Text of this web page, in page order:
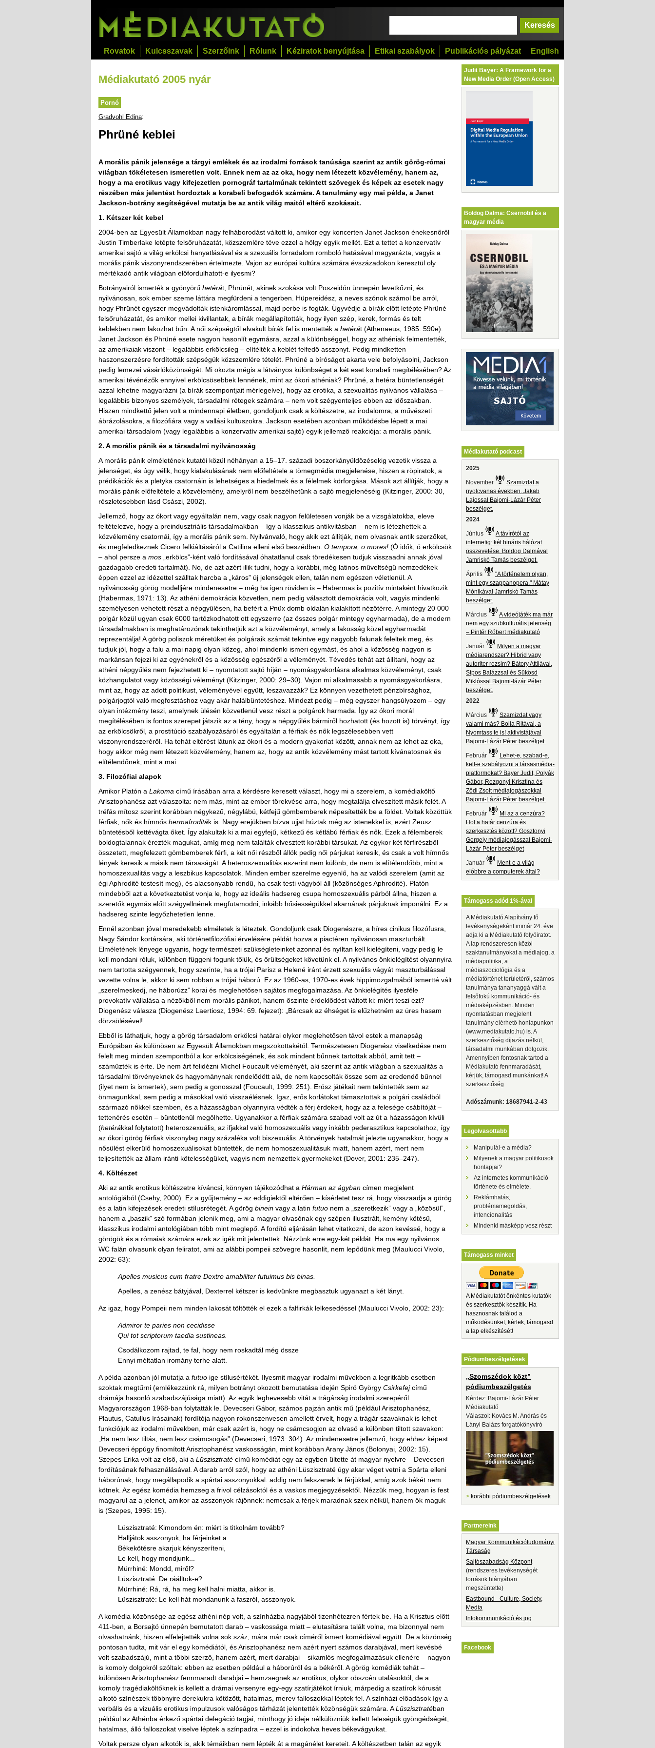
English
Rovatok Kulcsszavak Szerzőink Rólunk Kéziratok benyújtása Etikai szabályok Publikációs pályázat
Médiakutató 2005 nyár
Pornó
Gradvohl Edina:
Phrüné keblei
A morális pánik jelensége a tárgyi emlékek és az irodalmi források tanúsága szerint az antik görög-római
világban tökéletesen ismeretlen volt. Ennek nem az az oka, hogy nem létezett közvélemény, hanem az,
hogy a ma erotikus vagy kifejezetlen pornográf tartalmúnak tekintett szövegek és képek az esetek nagy
részében más jelentést hordoztak a korabeli befogadók számára. A tanulmány egy mai példa, a Janet
Jackson-botrány segítségével mutatja be az antik világ maitól eltérő szokásait.
1. Kétszer két kebel
2004-ben az Egyesült Államokban nagy felháborodást váltott ki, amikor egy koncerten Janet Jackson énekesnőről
Justin Timberlake letépte felsőruházatát, közszemlére téve ezzel a hölgy egyik mellét. Ezt a tettet a konzervatív
amerikai sajtó a világ erkölcsi hanyatlásával és a szexuális forradalom romboló hatásával magyarázta, vagyis a
morális pánik viszonyrendszerében értelmezte. Vajon az európai kultúra számára évszázadokon keresztül oly
mértékadó antik világban előfordulhatott-e ilyesmi?
Botrányairól ismerték a gyönyörű hetérát, Phrünét, akinek szokása volt Poszeidón ünnepén levetkőzni, és
nyilvánosan, sok ember szeme láttára megfürdeni a tengerben. Hüpereidész, a neves szónok számol be arról,
hogy Phrünét egyszer megvádolták istenkáromlással, majd perbe is fogták. Ügyvédje a bírák előtt letépte Phrüné
felsőruházatát, és amikor mellei kivillantak, a bírák megállapították, hogy ilyen szép, kerek, formás és telt
keblekben nem lakozhat bűn. A női szépségtől elvakult bírák fel is mentették a hetérát (Athenaeus, 1985: 590e).
Janet Jackson és Phrüné esete nagyon hasonlít egymásra, azzal a különbséggel, hogy az athéniak felmentették,
az amerikaiak viszont – legalábbis erkölcsileg – elítélték a keblét felfedő asszonyt. Pedig mindketten
haszonszerzésre fordították szépségük közszemlére tételét. Phrüné a bíróságot akarta vele befolyásolni, Jackson
pedig lemezei vásárlóközönségét. Mi okozta mégis a látványos különbséget a két eset korabeli megítélésében? Az
amerikai tévénézők ennyivel erkölcsösebbek lennének, mint az ókori athéniak? Phrüné, a hetéra büntetlenségét
azzal lehetne magyarázni (a bírák szempontjait mérlegelve), hogy az erotika, a szexualitás nyilvános vállalása –
legalábbis bizonyos személyek, társadalmi rétegek számára – nem volt szégyenteljes ebben az időszakban.
Hiszen mindkettő jelen volt a mindennapi életben, gondoljunk csak a költészetre, az irodalomra, a művészeti
ábrázolásokra, a filozófiára vagy a vallási kultuszokra. Jackson esetében azonban működésbe lépett a mai
amerikai társadalom (vagy legalábbis a konzervatív amerikai sajtó) egyik jellemző reakciója: a morális pánik.
2. A morális pánik és a társadalmi nyilvánosság
A morális pánik elméletének kutatói közül néhányan a 15–17. századi boszorkányüldözésekig vezetik vissza a
jelenséget, és úgy vélik, hogy kialakulásának nem előfeltétele a tömegmédia megjelenése, hiszen a röpiratok, a
prédikációk és a pletyka csatornáin is lehetséges a hiedelmek és a félelmek körforgása. Mások azt állítják, hogy a
morális pánik előfeltétele a közvélemény, amelyről nem beszélhetünk a sajtó megjelenéséig (Kitzinger, 2000: 30,
részletesebben lásd Császi, 2002).
Jellemző, hogy az ókort vagy egyáltalán nem, vagy csak nagyon felületesen vonják be a vizsgálatokba, eleve
feltételezve, hogy a preindusztriális társadalmakban – így a klasszikus antikvitásban – nem is létezhettek a
közvélemény csatornái, így a morális pánik sem. Nyilvánvaló, hogy akik ezt állítják, nem olvasnak antik szerzőket,
és megfeledkeznek Cicero felkiáltásáról a Catilina elleni első beszédben: O tempora, o mores! (Ó idők, ó erkölcsök
– ahol persze a mos „erkölcs”-ként való fordításával óhatatlanul csak töredékesen tudjuk visszaadni annak jóval
gazdagabb eredeti tartalmát). No, de azt azért illik tudni, hogy a korábbi, még latinos műveltségű nemzedékek
éppen ezzel az idézettel szálltak harcba a „káros” új jelenségek ellen, talán nem egészen véletlenül. A
nyilvánosság görög modelljére mindenesetre – még ha igen röviden is – Habermas is pozitív mintaként hivatkozik
(Habermas, 1971: 13). Az athéni demokrácia közvetlen, nem pedig választott demokrácia volt, vagyis mindenki
személyesen vehetett részt a népgyűlésen, ha befért a Pnüx domb oldalán kialakított nézőtérre. A mintegy 20 000
polgár közül ugyan csak 6000 tartózkodhatott ott egyszerre (az összes polgár mintegy egyharmada), de a modern
társadalmakban is meghatározónak tekinthetjük azt a közvéleményt, amely a lakosság közel egyharmadát
reprezentálja! A görög poliszok méretüket és polgáraik számát tekintve egy nagyobb falunak feleltek meg, és
tudjuk jól, hogy a falu a mai napig olyan közeg, ahol mindenki ismeri egymást, és ahol a közösség nagyon is
markánsan fejezi ki az egyénekről és a közösség egészéről a véleményét. Tévedés tehát azt állítani, hogy az
athéni népgyűlés nem fejezhetett ki – nyomtatott sajtó híján – nyomásgyakorlásra alkalmas közvéleményt, csak
közhangulatot vagy közösségi véleményt (Kitzinger, 2000: 29–30). Vajon mi alkalmasabb a nyomásgyakorlásra,
mint az, hogy az adott politikust, véleményével együtt, leszavazzák? Ez könnyen vezethetett pénzbírsághoz,
polgárjogtól való megfosztáshoz vagy akár halálbüntetéshez. Mindezt pedig – még egyszer hangsúlyozom – egy
olyan intézmény teszi, amelynek ülésén közvetlenül vesz részt a polgárok harmada. Így az ókori morál
megítélésében is fontos szerepet játszik az a tény, hogy a népgyűlés bármiről hozhatott (és hozott is) törvényt, így
az erkölcsökről, a prostitúció szabályozásáról és egyáltalán a férfiak és nők legszélesebben vett
viszonyrendszeréről. Ha tehát eltérést látunk az ókori és a modern gyakorlat között, annak nem az lehet az oka,
hogy akkor még nem létezett közvélemény, hanem az, hogy az antik közvélemény mást tartott kívánatosnak és
elítélendőnek, mint a mai.
3. Filozófiai alapok
Amikor Platón a Lakoma című írásában arra a kérdésre keresett választ, hogy mi a szerelem, a komédiaköltő
Arisztophanész azt válaszolta: nem más, mint az ember törekvése arra, hogy megtalálja elveszített másik felét. A
tréfás mítosz szerint korábban négykezű, négylábú, kétfejű gömbemberek népesítették be a földet. Voltak közöttük
férfiak, nők és hímnős hermafroditák is. Nagy erejükben bízva ujjat húztak még az istenekkel is, ezért Zeusz
büntetésből kettévágta őket. Így alakultak ki a mai egyfejű, kétkezű és kétlábú férfiak és nők. Ezek a félemberek
boldogtalannak érezték magukat, amíg meg nem találták elvesztett korábbi társukat. Az egykor két férfirészből
összetett, megfelezett gömbemberek férfi, a két női részből állók pedig női párjukat keresik, és csak a volt hímnős
lények keresik a másik nem társaságát. A heteroszexualitás eszerint nem különb, de nem is elítélendőbb, mint a
homoszexualitás vagy a leszbikus kapcsolatok. Minden ember szerelme egyenlő, ha az valódi szerelem (amit az
égi Aphrodité testesít meg), és alacsonyabb rendű, ha csak testi vágyból áll (közönséges Aphrodité). Platón
mindebből azt a következtetést vonja le, hogy az ideális hadsereg csupa homoszexuális párból állna, hiszen a
szeretők egymás előtt szégyellnének megfutamodni, inkább hősiességükkel akarnának párjuknak imponálni. Ez a
hadsereg szinte legyőzhetetlen lenne.
Ennél azonban jóval meredekebb elméletek is léteztek. Gondoljunk csak Diogenészre, a híres cinikus filozófusra,
Nagy Sándor kortársára, aki történetfilozófiai érvelésére példát hozva a piactéren nyilvánosan maszturbált.
Elméletének lényege ugyanis, hogy természeti szükségleteinket azonnal és nyíltan kell kielégíteni, vagy pedig le
kell mondani róluk, különben függeni fogunk tőlük, és őrültségeket követünk el. A nyilvános önkielégítést olyannyira
nem tartotta szégyennek, hogy szerinte, ha a trójai Parisz a Helené iránt érzett szexuális vágyát maszturbálással
vezette volna le, akkor ki sem robban a trójai háború. Ez az 1960-as, 1970-es évek hippimozgalmából ismertté vált
„szerelmeskedj, ne háborúzz” korai és meglehetősen sajátos megfogalmazása. Az önkielégítés ilyesféle
provokatív vállalása a nézőkből nem morális pánikot, hanem őszinte érdeklődést váltott ki: miért teszi ezt?
Diogenész válasza (Diogenész Laertiosz, 1994: 69. fejezet): „Bárcsak az éhséget is elűzhetném az üres hasam
dörzsölésével!
Ebből is láthatjuk, hogy a görög társadalom erkölcsi határai olykor meglehetősen távol estek a manapság
Európában és különösen az Egyesült Államokban megszokottakétól. Természetesen Diogenész viselkedése nem
felelt meg minden szempontból a kor erkölcsiségének, és sok mindent bűnnek tartottak abból, amit tett –
száműzték is érte. De nem árt felidézni Michel Foucault véleményét, aki szerint az antik világban a szexualitás a
társadalmi törvényeknek és hagyománynak rendelődött alá, de nem kapcsolták össze sem az eredendő bűnnel
(ilyet nem is ismertek), sem pedig a gonosszal (Foucault, 1999: 251). Erósz játékait nem tekintették sem az
önmagunkkal, sem pedig a másokkal való visszaélésnek. Igaz, erős korlátokat támasztottak a polgári családból
származó nőkkel szemben, és a házasságban olyannyira védték a férj érdekeit, hogy az a felesége csábítóját –
tettenérés esetén – büntetlenül megölhette. Ugyanakkor a férfiak számára szabad volt az út a házasságon kívüli
(hetérákkal folytatott) heteroszexuális, az ifjakkal való homoszexuális vagy inkább pederasztikus kapcsolathoz, így
az ókori görög férfiak viszonylag nagy százaléka volt biszexuális. A törvények hatalmát jelezte ugyanakkor, hogy a
nősülést elkerülő homoszexuálisokat büntették, de nem homoszexualitásuk miatt, hanem azért, mert nem
teljesítették az állam iránti kötelességüket, vagyis nem nemzettek gyermekeket (Dover, 2001: 235–247).
4. Költészet
Aki az antik erotikus költészetre kíváncsi, könnyen tájékozódhat a Hárman az ágyban címen megjelent
antológiából (Csehy, 2000). Ez a gyűjtemény – az eddigiektől eltérően – kísérletet tesz rá, hogy visszaadja a görög
és a latin kifejezések eredeti stílusrétegét. A görög binein vagy a latin futuo nem a „szeretkezik” vagy a „közösül”,
hanem a „baszik” szó formában jelenik meg, ami a magyar olvasónak egy szépen illusztrált, kemény kötésű,
klasszikus irodalmi antológiában több mint meglepő. A fordító eljárásán lehet vitatkozni, de azon kevéssé, hogy a
görögök és a rómaiak számára ezek az igék mit jelentettek. Nézzünk erre egy-két példát. Ha ma egy nyilvános
WC falán olvasunk olyan feliratot, ami az alábbi pompeii szövegre hasonlít, nem lepődünk meg (Maulucci Vivolo,
2002: 63):
Apelles musicus cum fratre Dextro amabiliter futuimus bis binas.
Apelles, a zenész bátyjával, Dexterrel kétszer is kedvünkre megbasztuk ugyanazt a két lányt.
Az igaz, hogy Pompeii nem minden lakosát töltötték el ezek a falfirkák lelkesedéssel (Maulucci Vivolo, 2002: 23):
Admiror te paries non cecidisse
Qui tot scriptorum taedia sustineas.
Csodálkozom rajtad, te fal, hogy nem roskadtál még össze
Ennyi méltatlan iromány terhe alatt.
A példa azonban jól mutatja a futuo ige stílusértékét. Ilyesmit magyar irodalmi művekben a legritkább esetben
szoktak megtűrni (emlékezzünk rá, milyen botrányt okozott bemutatása idején Spiró György Csirkefejcímű
drámája hasonló szabadszájúsága miatt). Az egyik leghevesebb vitát a trágárság irodalmi szerepéről
Magyarországon 1968-ban folytatták le. Devecseri Gábor, számos pajzán antik mű (például Arisztophanész,
Plautus, Catullus írásainak) fordítója nagyon rokonszenvesen amellett érvelt, hogy a trágár szavaknak is lehet
funkciójuk az irodalmi művekben, már csak azért is, hogy ne csámcsogjon az olvasó a különben tiltott szavakon:
„Ha nem lesz tiltás, nem lesz csámcsogás” (Devecseri, 1973: 304). Az mindenesetre jellemző, hogy ehhez képest
Devecseri éppúgy finomított Arisztophanész vaskosságán, mint korábban Arany János (Bolonyai, 2002: 15).
Szepes Erika volt az első, aki a Lüszisztraté című komédiát egy az egyben ültette át magyar nyelvre – Devecseri
fordításának felhasználásával. A darab arról szól, hogy az athéni Lüszisztraté úgy akar véget vetni a Spárta elleni
háborúnak, hogy megállapodik a spártai asszonyokkal: addig nem fekszenek le férjükkel, amíg azok békét nem
kötnek. Az egész komédia hemzseg a frivol célzásoktól és a vaskos megjegyzésektől. Nézzük meg, hogyan is fest
magyarul az a jelenet, amikor az asszonyok rájönnek: nemcsak a férjek maradnak szex nélkül, hanem ők maguk
is (Szepes, 1995: 15).
Lüszisztraté: Kimondom én: miért is titkolnám tovább?
Halljátok asszonyok, ha férjeinket a
Békekötésre akarjuk kényszeríteni,
Le kell, hogy mondjunk...
Mürrhiné: Mondd, miről?
Lüszisztraté: De ráálltok-e?
Mürrhiné: Rá, rá, ha meg kell halni miatta, akkor is.
Lüszisztraté: Le kell hát mondanunk a faszról, asszonyok.
A komédia közönsége az egész athéni nép volt, a színházba nagyjából tizenhétezren fértek be. Ha a Krisztus előtt
411-ben, a Borsajtó ünnepén bemutatott darab – vaskossága miatt – elutasításra talált volna, ma bizonnyal nem
olvashatnánk, hiszen elfelejtették volna sok száz, mára már csak címéről ismert komédiával együtt. De a közönség
pontosan tudta, mit vár el egy komédiától, és Arisztophanész nem azért nyert számos darabjával, mert kevésbé
volt szabadszájú, mint a többi szerző, hanem azért, mert darabjai – sikamlós megfogalmazásuk ellenére – nagyon
is komoly dolgokról szóltak: ebben az esetben például a háborúról és a békéről. A görög komédiák tehát –
különösen Arisztophanész fennmaradt darabjai – hemzsegnek az erotikus, olykor obszcén utalásoktól, de a
komoly tragédiaköltőknek is kellett a drámai versenyre egy-egy szatírjátékot írniuk, márpedig a szatírok kórusát
alkotó színészek többnyire derekukra kötözött, hatalmas, merev falloszokkal léptek fel. A színházi előadások így a
verbális és a vizuális erotikus impulzusok valóságos tárházát jelentették közönségük számára. ALüszisztratéban
például az Athénba érkező spártai delegáció tagjai, minthogy jó ideje nélkülözniük kellett feleségük gyöngédségét,
hatalmas, álló falloszokat viselve léptek a színpadra – ezzel is indokolva heves békevágyukat.
Voltak persze olyan alkotók is, akik témáikban nem lépték át a magánélet kereteit. A költészetben talán az egyik
Judit Bayer: A Framework for a
New Media Order (Open Access)
Boldog Dalma: Csernobil és a
magyar média
Médiakutató podcast
2025
November
Szamizdat a
nyolcvanas években. Jakab
Lajossal Bajomi-Lázár Péter
beszélget.
2024
Június
A távírótól az
internetig: két bináris hálózat
összevetése. Boldog Dalmával
Jamriskó Tamás beszélget.
Április
"A történelem olyan,
mint egy szappanopera." Mátay
Mónikával Jamriskó Tamás
beszélget.
Március
A videójáték ma már
nem egy szubkulturális jelenség
– Pintér Róbert médiakutató
Január
Milyen a magyar
médiarendszer? Hibrid vagy
autoriter rezsim? Bátory Attilával,
Sipos Balázzsal és Sükösd
Miklóssal Bajomi-lázár Péter
beszélget.
2022
Március
Szamizdat vagy
valami más? Bolla Ritával, a
Nyomtass te is! aktivistájával
Bajomi-Lázár Péter beszélget.
Február
Lehet-e, szabad-e,
kell-e szabályozni a társasmédia-
platformokat? Bayer Judit, Polyák
Gábor, Rozgonyi Krisztina és
Ződi Zsolt médiajogászokkal
Bajomi-Lázár Péter beszélget.
Február
Mi az a cenzúra?
Hol a határ cenzúra és
szerkesztés között? Gosztonyi
Gergely médiajogásszal Bajomi-
Lázár Péter beszélget
Január
Ment-e a világ
előbbre a computerek által?
Támogass adód 1%-ával
A Médiakutató Alapítvány fő
tevékenységeként immár 24. éve
adja ki a Médiakutató folyóiratot.
A lap rendszeresen közöl
szaktanulmányokat a médiajog, a
médiapolitika, a
médiaszociológia és a
médiatörténet területéről, számos
tanulmánya tananyaggá vált a
felsőfokú kommunikáció- és
médiaképzésben. Minden
nyomtatásban megjelent
tanulmány elérhető honlapunkon
(www.mediakutato.hu) is. A
szerkesztőség díjazás nélkül,
társadalmi munkában dolgozik.
Amennyiben fontosnak tartod a
Médiakutató fennmaradását,
kérjük, támogasd munkánkat! A
szerkesztőség
Adószámunk: 18687941-2-43
Legolvasottabb
Manipulál-e a média?
Milyenek a magyar politikusok
honlapjai?
Az internetes kommunikáció
története és elmélete.
Reklámhatás,
problémamegoldás,
intencionalitás
Mindenki másképp vesz részt
Támogass minket
A Médiakutatót önkéntes kutatók
és szerkesztők készítik. Ha
hasznosnak találod a
működésünket, kérlek, támogasd
a lap elkészítését!
Pódiumbeszélgetések
„Szomszédok közt”
pódiumbeszélgetés
Kérdez: Bajomi-Lázár Péter
Médiakutató
Válaszol: Kovács M. András és
Lányi Balázs forgatókönyvíró
> korábbi pódiumbeszélgetések
Partnereink
Magyar Kommunikációtudományi
Társaság
Sajtószabadság Központ
(rendszeres tevékenységét
források hiányában
megszüntette)
Eastbound - Culture, Society,
Media
Infokommunikáció és jog
Facebook